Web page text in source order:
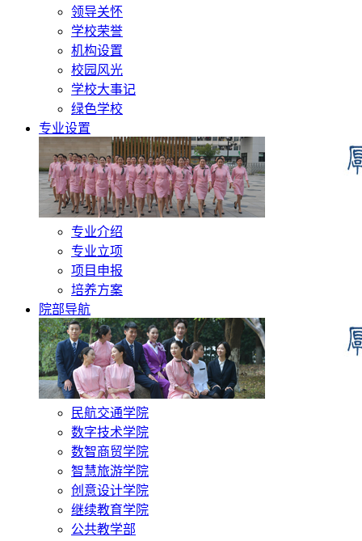
领导关怀
学校荣誉
机构设置
校园风光
学校大事记
绿色学校
专业设置
专业介绍
专业立项
项目申报
培养方案
院部导航
民航交通学院
数字技术学院
数智商贸学院
智慧旅游学院
创意设计学院
继续教育学院
公共教学部